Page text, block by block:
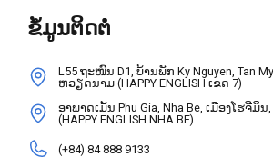
ຂໍ້ມູນຕິດຕໍ່
L55 ຖະໜົນ D1, ບ້ານພັກ Ky Nguyen, Tan
ຫວຽດນາມ (HAPPY ENGLISH ເຂດ 7)
ອາພາດເມັ້ນ Phu Gia, Nha Be, ເມືອງໂຮຈີມິ
(HAPPY ENGLISH NHA BE)
(+84) 84 888 9133